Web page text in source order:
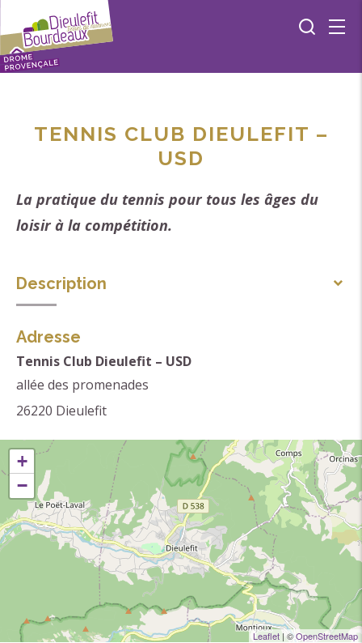
TENNIS CLUB DIEULEFIT –
USD
La pratique du tennis pour tous les âges du
loisir à la compétition.
Description
école de tennis, un entraineur diplômé d'état, des
Adresse
Tennis Club Dieulefit – USD
allée des promenades
26220 Dieulefit
+
−
Leaflet | ©OpenStreetMap